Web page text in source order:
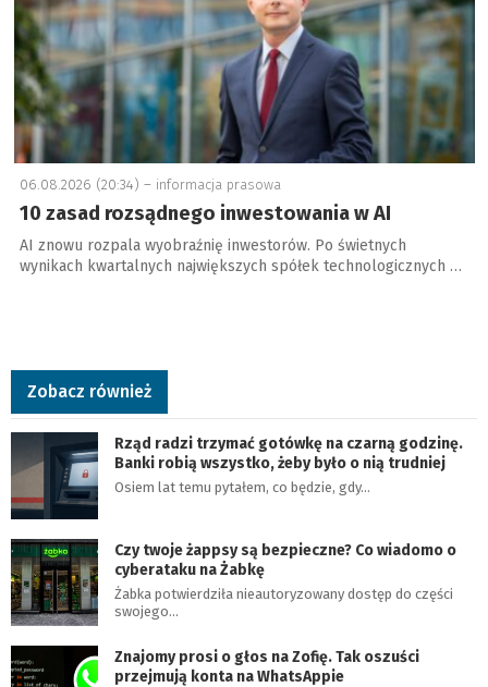
06.08.2026 (20:34) – informacja prasowa
10 zasad rozsądnego inwestowania w AI
AI znowu rozpala wyobraźnię inwestorów. Po świetnych
wynikach kwartalnych największych spółek technologicznych …
Zobacz również
Rząd radzi trzymać gotówkę na czarną godzinę.
Banki robią wszystko, żeby było o nią trudniej
Osiem lat temu pytałem, co będzie, gdy…
Czy twoje żappsy są bezpieczne? Co wiadomo o
cyberataku na Żabkę
Żabka potwierdziła nieautoryzowany dostęp do części
swojego…
Znajomy prosi o głos na Zofię. Tak oszuści
przejmują konta na WhatsAppie